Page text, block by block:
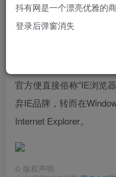
IE浏览器（Internet
览器。这款浏览器原称
官方便直接俗称”IE浏览
弃IE品牌，转而在
Internet Explorer。
© 版权声明
抖有网是一个漂亮优雅的
登录后弹窗消失